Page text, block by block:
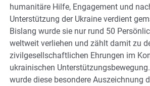
humanitäre Hilfe, Engagement und
Unterstützung der Ukraine verdient
Bislang wurde sie nur rund 50
weltweit verliehen und zählt damit zu
zivilgesellschaftlichen Ehrungen im
ukrainischen
wurde diese besondere Auszeichnung